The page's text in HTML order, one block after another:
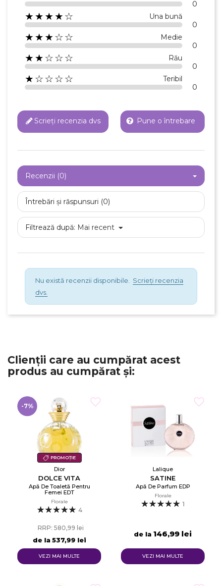
0
★★★★☆ Una bună
0
★★★☆☆ Medie
0
★★☆☆☆ Rău
0
★☆☆☆☆ Teribil
0
Scrieți recenzia dvs Pune o întrebare
Recenzii (0)
Întrebări și răspunsuri (0)
Filtrează după: Mai recent
Nu există recenzii disponibile. Scrieți recenzia
dvs.
Clienții care au cumpărat acest
produs au cumpărat și:
PROMOȚIE
-7%
Dior
DOLCE VITA
Apă De Toaletă Pentru
Femei EDT
Florale
4
de la
RRP: 580,99 lei
537,99 lei
VEZI MAI MULTE
Lalique
SATINE
Apă De Parfum EDP
Florale
1
de la 146,99 lei
VEZI MAI MULTE
Creeaza o lista de dorinte ×
Anuleaza
Creeaza o lista de dorinte